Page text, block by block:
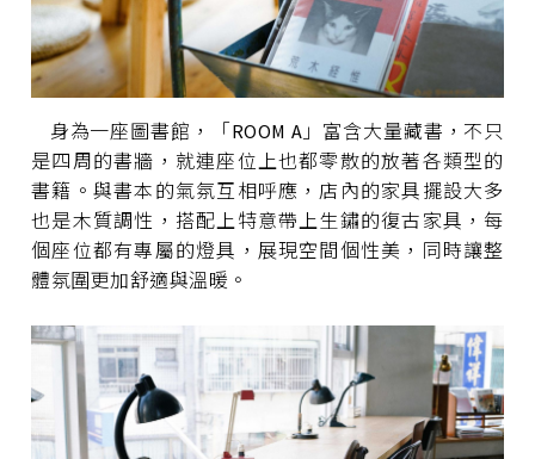
身為一座圖書館，「ROOM A」富含大量藏書，不只
是四周的書牆，就連座位上也都零散的放著各類型的
書籍。與書本的氣氛互相呼應，店內的家具擺設大多
也是木質調性，搭配上特意帶上生鏽的復古家具，每
個座位都有專屬的燈具，展現空間個性美，同時讓整
體氛圍更加舒適與溫暖。